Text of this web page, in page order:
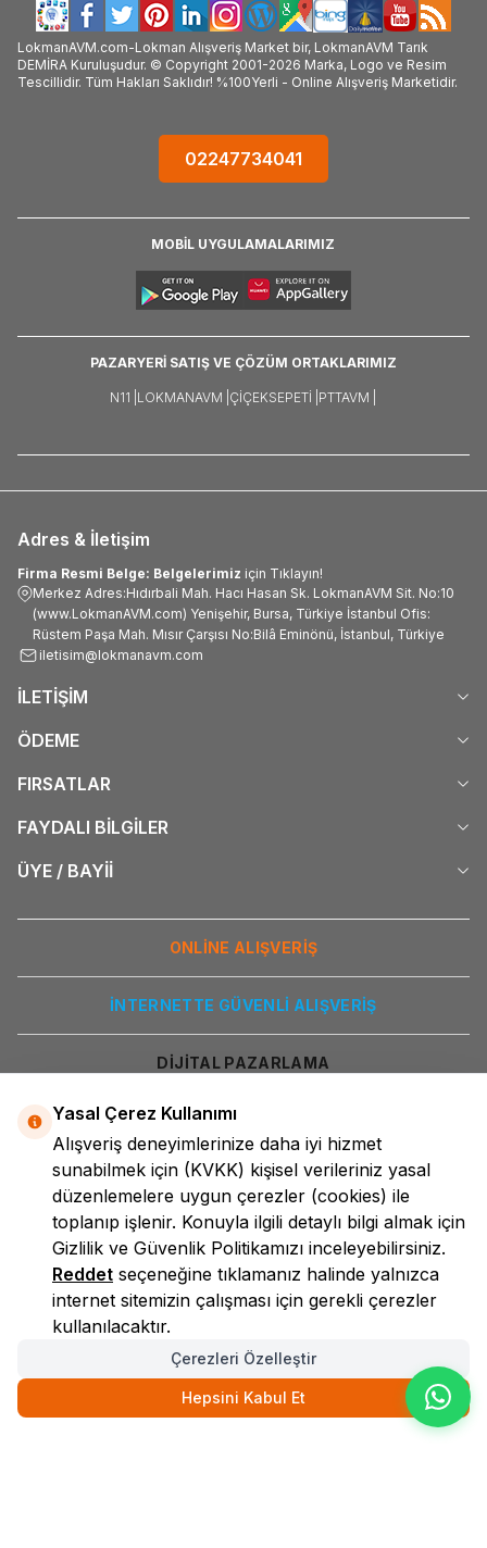
LokmanAVM.com-Lokman Alışveriş Market bir, LokmanAVM Tarık
DEMİRA Kuruluşudur. © Copyright 2001-2026 Marka, Logo ve Resim
Tescillidir. Tüm Hakları Saklıdır! %100Yerli - Online Alışveriş Marketidir.
02247734041
MOBİL UYGULAMALARIMIZ
PAZARYERİ SATIŞ VE ÇÖZÜM ORTAKLARIMIZ
N11 | LOKMANAVM | ÇIÇEKSEPETI | PTTAVM |
Adres & İletişim
Firma Resmi Belge: Belgelerimiz için Tıklayın!
Merkez Adres:Hıdırbali Mah. Hacı Hasan Sk. LokmanAVM Sit. No:10
(www.LokmanAVM.com) Yenişehir, Bursa, Türkiye İstanbul Ofis:
Rüstem Paşa Mah. Mısır Çarşısı No:Bilâ Eminönü, İstanbul, Türkiye
iletisim@lokmanavm.com
İLETİŞİM
ÖDEME
FIRSATLAR
FAYDALI BİLGİLER
ÜYE / BAYİİ
ONLİNE ALIŞVERİŞ
İNTERNETTE GÜVENLİ ALIŞVERİŞ
DİJİTAL PAZARLAMA
LokmanAVM
Yasal Çerez Kullanımı
Alışveriş deneyimlerinize daha iyi hizmet
sunabilmek için (KVKK) kişisel verileriniz yasal
düzenlemelere uygun çerezler (cookies) ile
toplanıp işlenir. Konuyla ilgili detaylı bilgi almak için
Gizlilik ve Güvenlik Politikamızı inceleyebilirsiniz.
Reddet seçeneğine tıklamanız halinde yalnızca
internet sitemizin çalışması için gerekli çerezler
kullanılacaktır.
Çerezleri Özelleştir
Hepsini Kabul Et